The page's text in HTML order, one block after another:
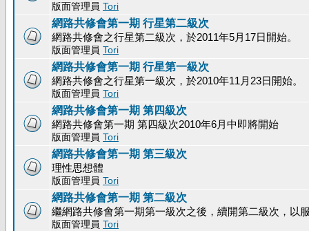
版面管理員 Tori
網路共修會第一期 行星第二級次
網路共修會之行星第二級次，於2011年5月17日開始。
版面管理員 Tori
網路共修會第一期 行星第一級次
網路共修會之行星第一級次，於2010年11月23日開始。
版面管理員 Tori
網路共修會第一期 第四級次
網路共修會第一期 第四級次2010年6月中即將開始
版面管理員 Tori
網路共修會第一期 第三級次
理性思想體
版面管理員 Tori
網路共修會第一期 第二級次
繼網路共修會第一期第一級次之後，續開第二級次，以
版面管理員 Tori